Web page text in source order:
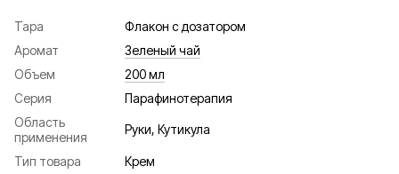
Тара
Флакон с дозатором
Аромат
Зеленый чай
Объем
200 мл
Серия
Парафинотерапия
Область
применения
Руки, Кутикула
Тип товара
Крем